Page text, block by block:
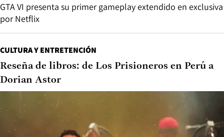
GTA VI presenta su primer gameplay extendido en exclusiva
por Netflix
CULTURA Y ENTRETENCIÓN
Reseña de libros: de Los Prisioneros en Perú a
Dorian Astor